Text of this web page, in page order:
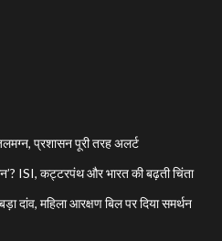
प्रशासन पूरी तरह अलर्ट
ISI, कट्टरपंथ और भारत की बढ़ती चिंता
दांव, महिला आरक्षण बिल पर दिया समर्थन